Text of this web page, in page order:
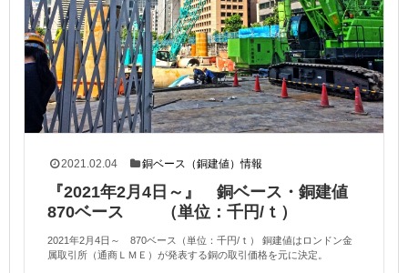
2021.02.04 銅ベース（銅建値）情報
『2021年2月4日～』 銅ベース・銅建値
870ベース （単位：千円/ｔ）
2021年2月4日～ 870ベース（単位：千円/ｔ） 銅建値はロンドン金
属取引所（通商ＬＭＥ）が発表する銅の取引価格を元に決定。